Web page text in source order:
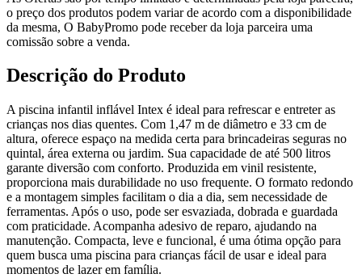
o preço dos produtos podem variar de acordo com a disponibilidade
da mesma, O BabyPromo pode receber da loja parceira uma
comissão sobre a venda.
Descrição do Produto
A piscina infantil inflável Intex é ideal para refrescar e entreter as
crianças nos dias quentes. Com 1,47 m de diâmetro e 33 cm de
altura, oferece espaço na medida certa para brincadeiras seguras no
quintal, área externa ou jardim. Sua capacidade de até 500 litros
garante diversão com conforto. Produzida em vinil resistente,
proporciona mais durabilidade no uso frequente. O formato redondo
e a montagem simples facilitam o dia a dia, sem necessidade de
ferramentas. Após o uso, pode ser esvaziada, dobrada e guardada
com praticidade. Acompanha adesivo de reparo, ajudando na
manutenção. Compacta, leve e funcional, é uma ótima opção para
quem busca uma piscina para crianças fácil de usar e ideal para
momentos de lazer em família.